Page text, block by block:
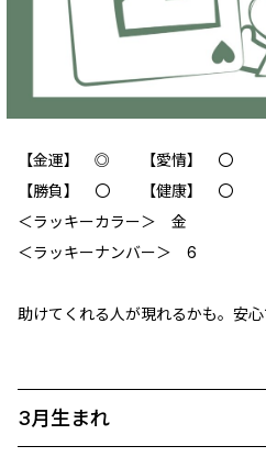
【金運】 ◎ 【愛情】 〇
【勝負】 〇 【健康】 〇
＜ラッキーカラー＞ 金
＜ラッキーナンバー＞ 6
助けてくれる人が現れるかも。安心
3月生まれ